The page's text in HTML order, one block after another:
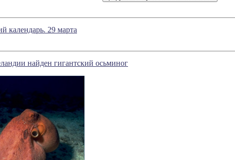
календарь. 29 марта
найден гигантский осьминог